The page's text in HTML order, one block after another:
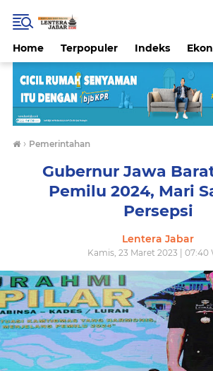
Home Terpopuler Indeks
› Pemerintahan
Gubernur Jawa
Pemilu 2024, Mari
Persepsi
Lentera Jabar
Kamis, 23 Maret 2023 | 07:40